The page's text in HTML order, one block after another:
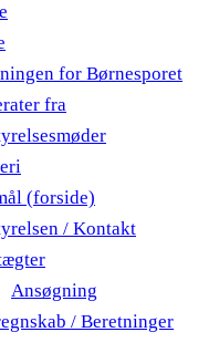
for Børnesporet
fra
(forside)
/ Kontakt
Ansøgning
/ Beretninger